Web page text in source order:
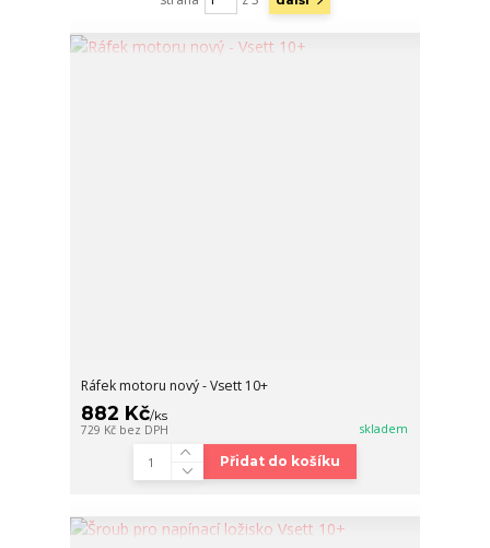
Ráfek motoru nový - Vsett 10+
882 Kč/ks
729 Kč bez DPH skladem
Přidat do košíku